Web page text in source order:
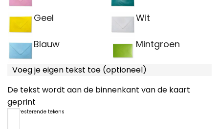
Geel Wit
Blauw Mintgroen
Voeg je eigen tekst toe (optioneel)
De tekst wordt aan de binnenkant van de kaart
geprint
resterende tekens